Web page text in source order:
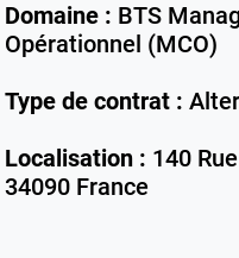
Domaine : BTS
Opérationnel (MCO)
Type de contrat :
Localisation : 140
34090 France